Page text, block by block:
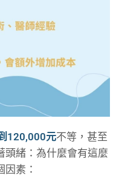
120,000元不等，甚至
頭緒：為什麼會有這麼
素：